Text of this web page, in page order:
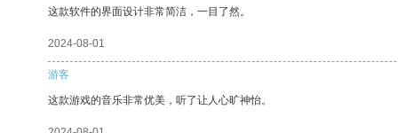
这款软件的界面设计非常简洁，一目了然。
2024-08-01
游客
这款游戏的音乐非常优美，听了让人心旷神怡。